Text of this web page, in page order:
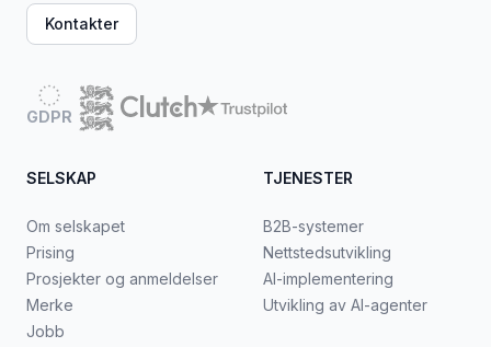
Kontakter
GDPR
SELSKAP
Om selskapet
Prising
Prosjekter og anmeldelser
Merke
Jobb
TJENESTER
B2B-systemer
Nettstedsutvikling
AI-implementering
Utvikling av AI-agenter